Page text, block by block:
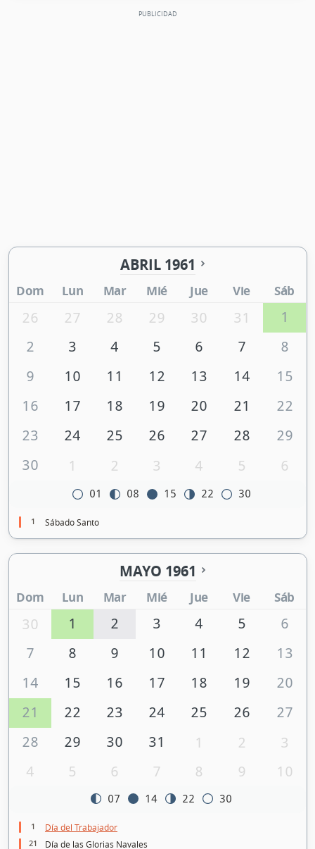
ABRIL 1961
Dom Lun Mar Mié Jue Vie Sáb
26 27 28 29 30 31
1
2
3 4 5 6 7
8
9
10 11 12 13 14
15
16
17 18 19 20 21
22
23
24 25 26 27 28
29
30
1 2 3 4 5 6
01 08 15 22 30
1 Sábado Santo
MAYO 1961
Dom Lun Mar Mié Jue Vie Sáb
30 1 2 3 4 5
6
7
8 9 10 11 12
13
14
15 16 17 18 19
20
21
22 23 24 25 26
27
28
29 30 31 1 2
3
4
5 6 7 8 9 10
07 14 22 30
1 Día del Trabajador
21 Día de las Glorias Navales